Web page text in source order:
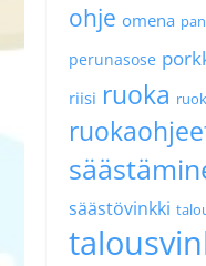
ohje omena
perunasose
riisi ruoka
säästövinkki